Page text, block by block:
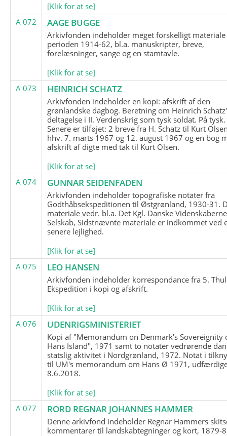
[Klik for at se]
A 072
AAGE BUGGE
Arkivfonden indeholder meget forskelligt
perioden 1914-62, bl.a. manuskripter, breve,
forelæsninger, sange og en stamtavle.
[Klik for at se]
A 073
HEINRICH SCHATZ
Arkivfonden indeholder en kopi: afskrift af den
grønlandske dagbog. Beretning om Heinrich Schatz'
deltagelse i II. Verdenskrig som tysk soldat. På tysk.
Senere er tilføjet: 2 breve fra H. Schatz til Kurt
hhv. 7. marts 1967 og 12. august 1967 og en bog
afskrift af digte med tak til Kurt Olsen.
[Klik for at se]
A 074
GUNNAR SEIDENFADEN
Arkivfonden indeholder topografiske notater fra
Godthåbsekspeditionen til Østgrønland, 1930-31.
materiale vedr. bl.a. Det Kgl. Danske
Selskab, Sidstnævnte materiale er indkommet ved
senere lejlighed.
[Klik for at se]
A 075
LEO HANSEN
Arkivfonden indeholder korrespondance fra 5.
Ekspedition i kopi og afskrift.
[Klik for at se]
A 076
UDENRIGSMINISTERIET
Kopi af "Memorandum on Denmark's Sovereignity
Hans Island", 1971 samt to notater vedrørende
statslig aktivitet i Nordgrønland, 1972. Notat i
til UM's memorandum om Hans Ø 1971,
8.6.2018.
[Klik for at se]
A 077
RORD REGNAR JOHANNES HAMMER
Denne arkivfond indeholder Regnar Hammers
kommentarer til landskabtegninger og kort, 1879-